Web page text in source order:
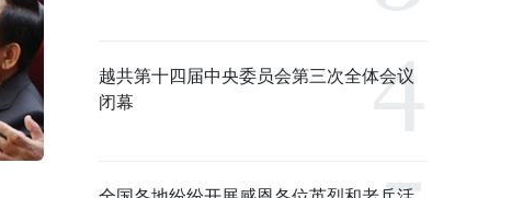
越共第十四届中央委员会第三次全体会议
闭幕